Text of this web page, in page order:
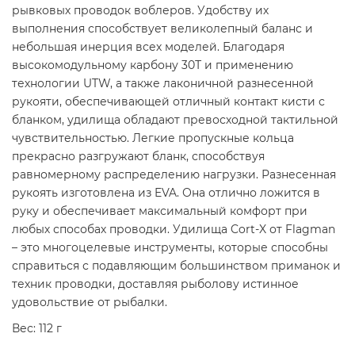
рывковых проводок воблеров. Удобству их
выполнения способствует великолепный баланс и
небольшая инерция всех моделей. Благодаря
высокомодульному карбону 30Т и применению
технологии UTW, а также лаконичной разнесенной
рукояти, обеспечивающей отличный контакт кисти с
бланком, удилища обладают превосходной тактильной
чувствительностью. Легкие пропускные кольца
прекрасно разгружают бланк, способствуя
равномерному распределению нагрузки. Разнесенная
рукоять изготовлена из EVA. Она отлично ложится в
руку и обеспечивает максимальный комфорт при
любых способах проводки. Удилища Cort-X от Flagman
– это многоцелевые инструменты, которые способны
справиться с подавляющим большинством приманок и
техник проводки, доставляя рыболову истинное
удовольствие от рыбалки.
Вес: 112 г